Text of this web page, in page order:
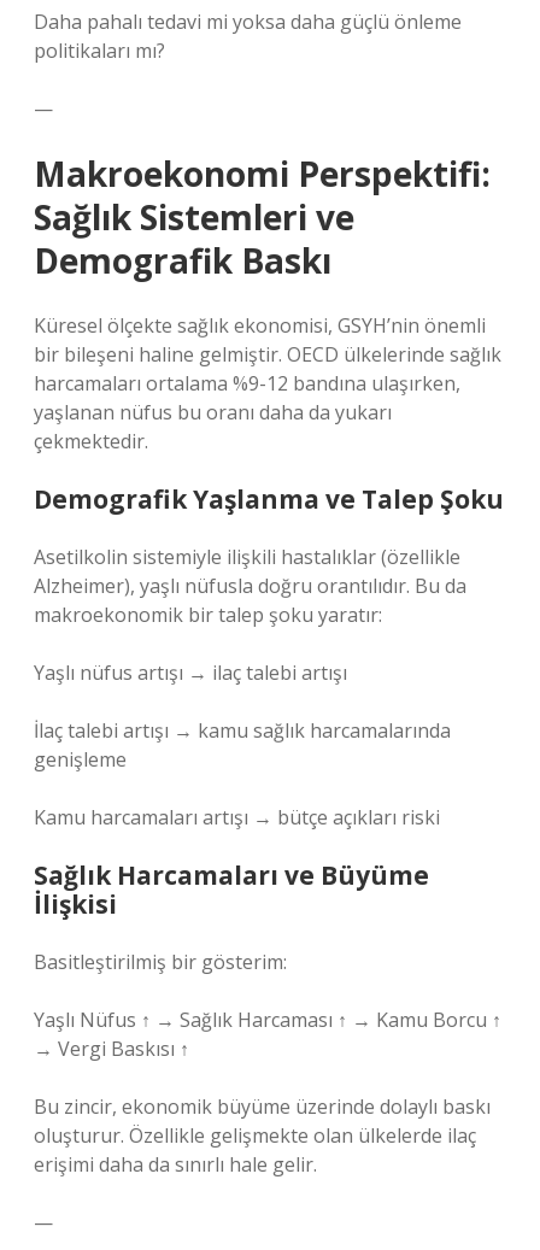
Daha pahalı tedavi mi yoksa daha güçlü önleme
politikaları mı?
—
Makroekonomi Perspektifi:
Sağlık Sistemleri ve
Demografik Baskı
Küresel ölçekte sağlık ekonomisi, GSYH’nin önemli
bir bileşeni haline gelmiştir. OECD ülkelerinde sağlık
harcamaları ortalama %9-12 bandına ulaşırken,
yaşlanan nüfus bu oranı daha da yukarı
çekmektedir.
Demografik Yaşlanma ve Talep Şoku
Asetilkolin sistemiyle ilişkili hastalıklar (özellikle
Alzheimer), yaşlı nüfusla doğru orantılıdır. Bu da
makroekonomik bir talep şoku yaratır:
Yaşlı nüfus artışı → ilaç talebi artışı
İlaç talebi artışı → kamu sağlık harcamalarında
genişleme
Kamu harcamaları artışı → bütçe açıkları riski
Sağlık Harcamaları ve Büyüme
İlişkisi
Basitleştirilmiş bir gösterim:
Yaşlı Nüfus ↑ → Sağlık Harcaması ↑ → Kamu Borcu ↑
→ Vergi Baskısı ↑
Bu zincir, ekonomik büyüme üzerinde dolaylı baskı
oluşturur. Özellikle gelişmekte olan ülkelerde ilaç
erişimi daha da sınırlı hale gelir.
—